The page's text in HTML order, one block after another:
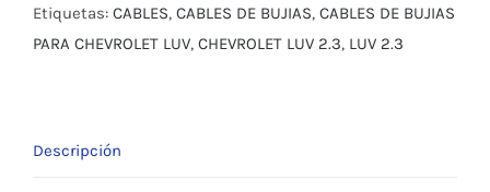
LUV
2.3
Etiquetas: CABLES, CABLES DE BUJIAS, CABLES DE BUJIAS
PARA CHEVROLET LUV, CHEVROLET LUV 2.3, LUV 2.3
Descripción